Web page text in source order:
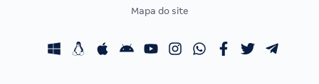
Concursos Fiscais
Calendário OAB
Mapa do site